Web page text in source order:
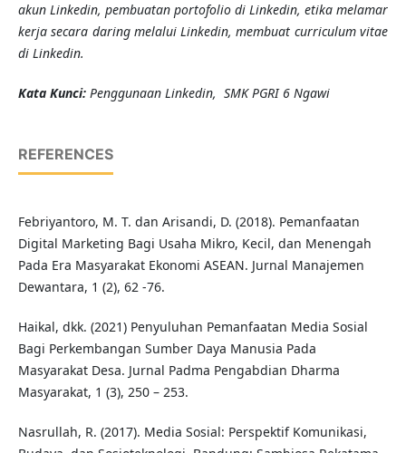
akun Linkedin, pembuatan portofolio di Linkedin, etika melamar
kerja secara daring melalui Linkedin, membuat curriculum vitae
di Linkedin.
Kata Kunci: PenggunaanLinkedin, SMK PGRI 6 Ngawi
REFERENCES
Febriyantoro, M. T. dan Arisandi, D. (2018). Pemanfaatan
Digital Marketing Bagi Usaha Mikro, Kecil, dan Menengah
Pada Era Masyarakat Ekonomi ASEAN. Jurnal Manajemen
Dewantara, 1 (2), 62 -76.
Haikal, dkk. (2021) Penyuluhan Pemanfaatan Media Sosial
Bagi Perkembangan Sumber Daya Manusia Pada
Masyarakat Desa. Jurnal Padma Pengabdian Dharma
Masyarakat, 1 (3), 250 – 253.
Nasrullah, R. (2017). Media Sosial: Perspektif Komunikasi,